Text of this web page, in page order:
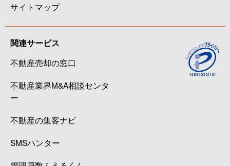
サイトマップ
関連サービス
不動産売却の窓口
不動産業界M&A相談センタ
ー
不動産の集客ナビ
SMSハンター